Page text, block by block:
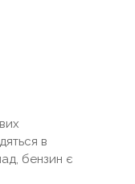
в
бензин є